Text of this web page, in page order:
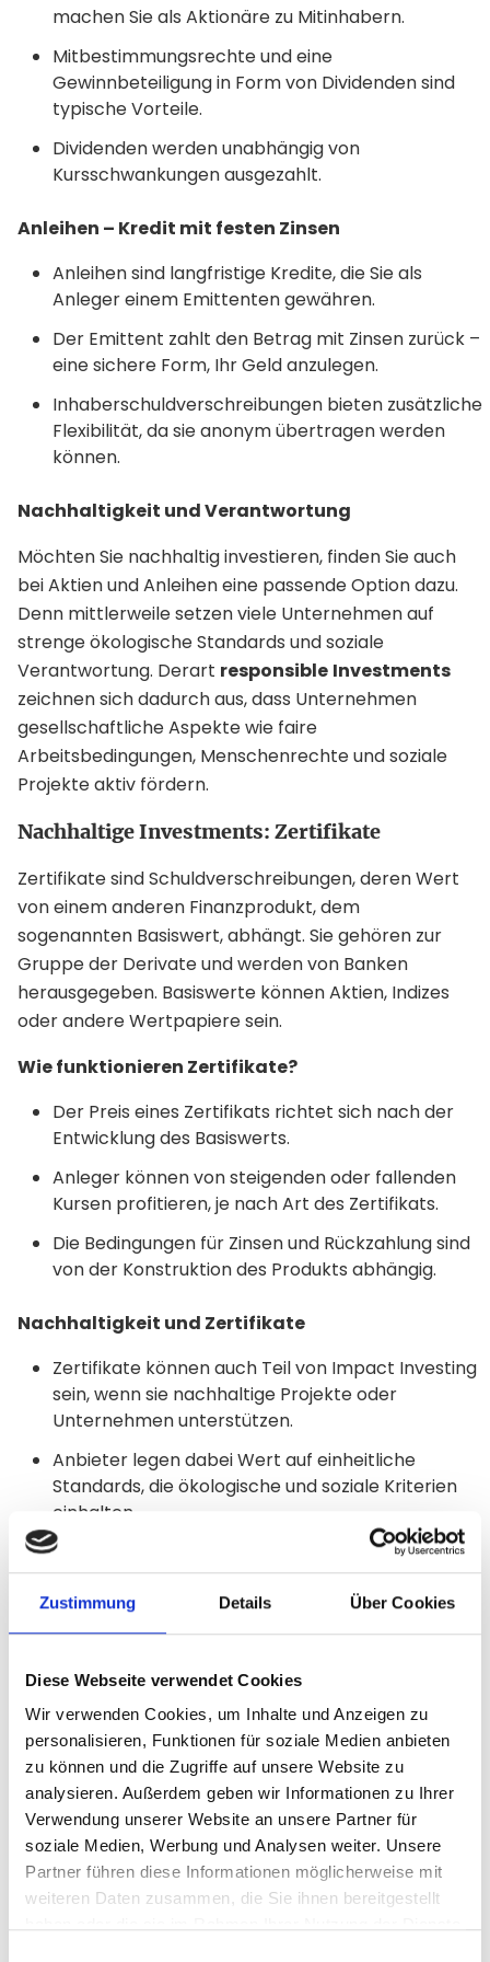
Zustimmung Details Über Cookies
Diese Webseite verwendet Cookies
Wir verwenden Cookies, um Inhalte und Anzeigen zu
personalisieren, Funktionen für soziale Medien anbieten
zu können und die Zugriffe auf unsere Website zu
analysieren. Außerdem geben wir Informationen zu Ihrer
Verwendung unserer Website an unsere Partner für
soziale Medien, Werbung und Analysen weiter. Unsere
Partner führen diese Informationen möglicherweise mit
weiteren Daten zusammen, die Sie ihnen bereitgestellt
machen Sie als Aktionäre zu Mitinhabern.
Mitbestimmungsrechte und eine
Gewinnbeteiligung in Form von Dividenden sind
typische Vorteile.
Dividenden werden unabhängig von
Kursschwankungen ausgezahlt.
Anleihen – Kredit mit festen Zinsen
Anleihen sind langfristige Kredite, die Sie als
Anleger einem Emittenten gewähren.
Der Emittent zahlt den Betrag mit Zinsen zurück –
eine sichere Form, Ihr Geld anzulegen.
Inhaberschuldverschreibungen bieten zusätzliche
Flexibilität, da sie anonym übertragen werden
können.
Nachhaltigkeit und Verantwortung
Möchten Sie nachhaltig investieren, finden Sie auch
bei Aktien und Anleihen eine passende Option dazu.
Denn mittlerweile setzen viele Unternehmen auf
strenge ökologische Standards und soziale
Verantwortung. Derart responsible Investments
zeichnen sich dadurch aus, dass Unternehmen
gesellschaftliche Aspekte wie faire
Arbeitsbedingungen, Menschenrechte und soziale
Projekte aktiv fördern.
Nachhaltige Investments: Zertifikate
Zertifikate sind Schuldverschreibungen, deren Wert
von einem anderen Finanzprodukt, dem
sogenannten Basiswert, abhängt. Sie gehören zur
Gruppe der Derivate und werden von Banken
herausgegeben. Basiswerte können Aktien, Indizes
oder andere Wertpapiere sein.
Wie funktionieren Zertifikate?
Der Preis eines Zertifikats richtet sich nach der
Entwicklung des Basiswerts.
Anleger können von steigenden oder fallenden
Kursen profitieren, je nach Art des Zertifikats.
Die Bedingungen für Zinsen und Rückzahlung sind
von der Konstruktion des Produkts abhängig.
Nachhaltigkeit und Zertifikate
Zertifikate können auch Teil von Impact Investing
sein, wenn sie nachhaltige Projekte oder
Unternehmen unterstützen.
Anbieter legen dabei Wert auf einheitliche
Standards, die ökologische und soziale Kriterien
einhalten.
Anleger können mit gutem Gewissen investieren,
wenn die Basiswerte also nachhaltigen
Anforderungen entsprechen.
Zertifikate bergen einige Risiken, da ihr Erfolg direkt
von der Entwicklung des Basiswerts abhängt.
Beispiele für nachhaltige
Wertpapiere
Hier sind einige Beispiele für nachhaltige
Anlageprodukte: